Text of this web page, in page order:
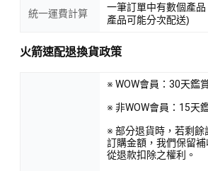
統一運費計算
一筆訂單中有數個產
產品可能分次配送)
火箭速配退換貨政策
※ WOW會員：30天鑑
※ 非WOW會員：15天
※ 部分退貨時，若剩餘
訂購金額，我們保留
從退款扣除之權利。